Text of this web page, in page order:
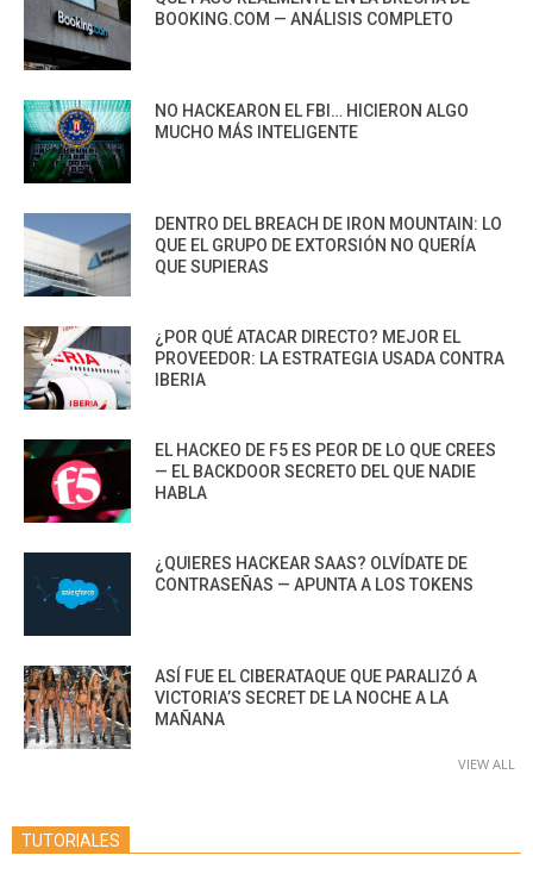
BOOKING.COM — ANÁLISIS COMPLETO
NO HACKEARON EL FBI… HICIERON ALGO
MUCHO MÁS INTELIGENTE
DENTRO DEL BREACH DE IRON MOUNTAIN: LO
QUE EL GRUPO DE EXTORSIÓN NO QUERÍA
QUE SUPIERAS
¿POR QUÉ ATACAR DIRECTO? MEJOR EL
PROVEEDOR: LA ESTRATEGIA USADA CONTRA
IBERIA
EL HACKEO DE F5 ES PEOR DE LO QUE CREES
— EL BACKDOOR SECRETO DEL QUE NADIE
HABLA
¿QUIERES HACKEAR SAAS? OLVÍDATE DE
CONTRASEÑAS — APUNTA A LOS TOKENS
ASÍ FUE EL CIBERATAQUE QUE PARALIZÓ A
VICTORIA’S SECRET DE LA NOCHE A LA
MAÑANA
VIEW ALL
TUTORIALES